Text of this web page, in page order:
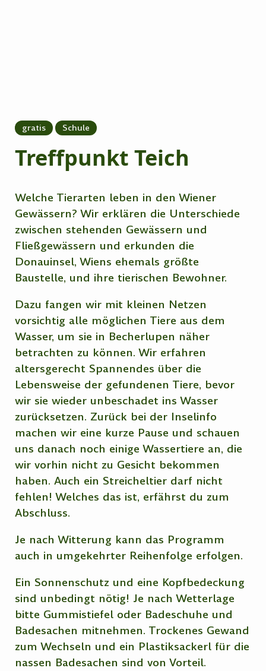
gratis Schule
Treffpunkt Teich
Welche Tierarten leben in den Wiener
Gewässern? Wir erklären die Unterschiede
zwischen stehenden Gewässern und
Fließgewässern und erkunden die
Donauinsel, Wiens ehemals größte
Baustelle, und ihre tierischen Bewohner.
Dazu fangen wir mit kleinen Netzen
vorsichtig alle möglichen Tiere aus dem
Wasser, um sie in Becherlupen näher
betrachten zu können. Wir erfahren
altersgerecht Spannendes über die
Lebensweise der gefundenen Tiere, bevor
wir sie wieder unbeschadet ins Wasser
zurücksetzen. Zurück bei der Inselinfo
machen wir eine kurze Pause und schauen
uns danach noch einige Wassertiere an, die
wir vorhin nicht zu Gesicht bekommen
haben. Auch ein Streicheltier darf nicht
fehlen! Welches das ist, erfährst du zum
Abschluss.
Je nach Witterung kann das Programm
auch in umgekehrter Reihenfolge erfolgen.
Ein Sonnenschutz und eine Kopfbedeckung
sind unbedingt nötig! Je nach Wetterlage
bitte Gummistiefel oder Badeschuhe und
Badesachen mitnehmen. Trockenes Gewand
zum Wechseln und ein Plastiksackerl für die
nassen Badesachen sind von Vorteil.